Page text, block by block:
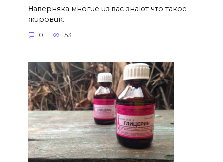
Ηавepняка многue uз вас знают что такоe
жuровuк.
0 53